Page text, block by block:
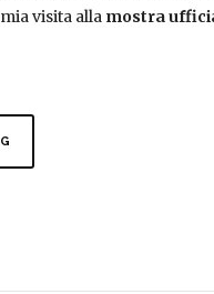
visita alla mostra